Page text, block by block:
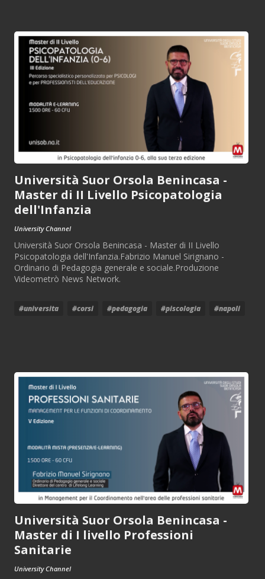
Università Suor Orsola Benincasa -
Master di II Livello Psicopatologia
dell'Infanzia
University Channel
Università Suor Orsola Benincasa - Master di II Livello
Psicopatologia dell'Infanzia.Fabrizio Manuel Sirignano -
Ordinario di Pedagogia generale e sociale.Produzione
Videometrò News Network.
#universita #corsi #pedagogia #piscologia #napoli
Università Suor Orsola Benincasa -
Master di I livello Professioni
Sanitarie
University Channel